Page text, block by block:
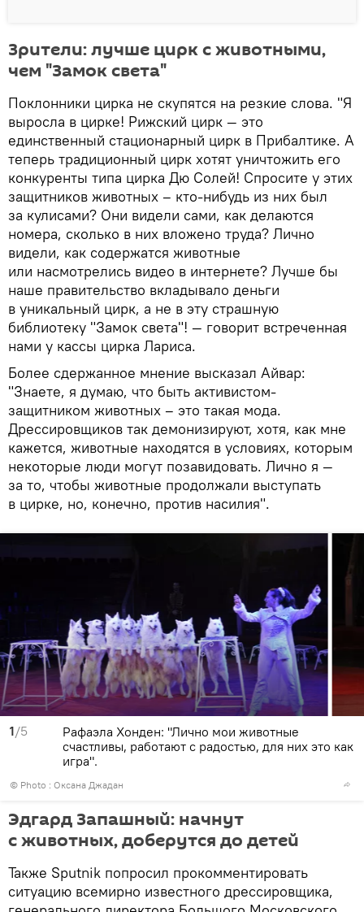
Зрители: лучше цирк с животными,
чем "Замок света"
Поклонники цирка не скупятся на резкие слова. "Я
выросла в цирке! Рижский цирк — это
единственный стационарный цирк в Прибалтике. А
теперь традиционный цирк хотят уничтожить его
конкуренты типа цирка Дю Солей! Спросите у этих
защитников животных – кто-нибудь из них был
за кулисами? Они видели сами, как делаются
номера, сколько в них вложено труда? Лично
видели, как содержатся животные
или насмотрелись видео в интернете? Лучше бы
наше правительство вкладывало деньги
в уникальный цирк, а не в эту страшную
библиотеку "Замок света"! — говорит встреченная
нами у кассы цирка Лариса.
Более сдержанное мнение высказал Айвар:
"Знаете, я думаю, что быть активистом-
защитником животных – это такая мода.
Дрессировщиков так демонизируют, хотя, как мне
кажется, животные находятся в условиях, которым
некоторые люди могут позавидовать. Лично я —
за то, чтобы животные продолжали выступать
в цирке, но, конечно, против насилия".
1/5
© Photo : Оксана Джадан
Рафаэла Хонден: "Лично мои животные
счастливы, работают с радостью, для них это как
игра".
Эдгард Запашный: начнут
с животных, доберутся до детей
Также Sputnik попросил прокомментировать
ситуацию всемирно известного дрессировщика,